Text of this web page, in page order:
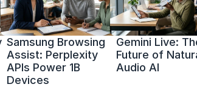
Samsung Browsing
Assist: Perplexity
APIs Power 1B
Devices
Gemini Live:
Future of
Audio AI